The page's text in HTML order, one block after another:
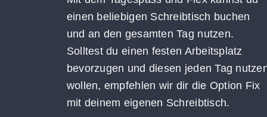
einen beliebigen Schreibtisch buchen
und an den gesamten Tag nutzen.
Solltest du einen festen Arbeitsplatz
bevorzugen und diesen jeden Tag
wollen, empfehlen wir dir die Option Fix
mit deinem eigenen Schreibtisch.